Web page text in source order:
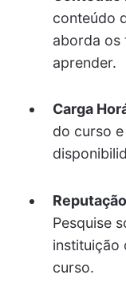
conteúdo
aborda os
aprender.
Carga
do curso e
Pesquise
instituição
curso.